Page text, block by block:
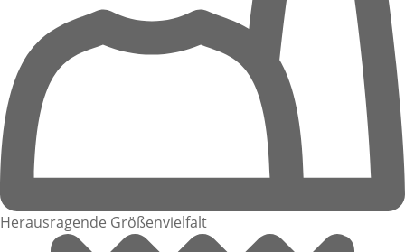
Herausragende Größenvielfalt